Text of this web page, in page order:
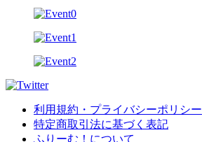
利用規約・プライバシーポリシー
特定商取引法に基づく表記
ふりーむ！について